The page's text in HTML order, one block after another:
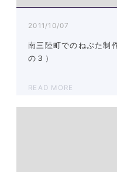
2011/10/07
南三陸町でのねぷた制
の３）
READ MORE